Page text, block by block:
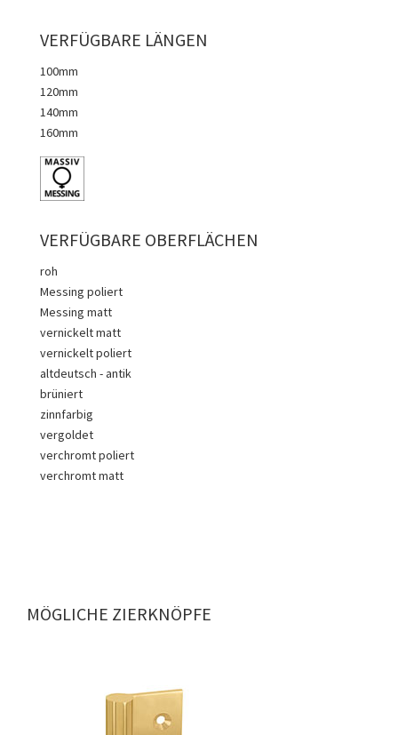
VERFÜGBARE LÄNGEN
100mm
120mm
140mm
160mm
VERFÜGBARE OBERFLÄCHEN
roh
Messing poliert
Messing matt
vernickelt matt
vernickelt poliert
altdeutsch - antik
brüniert
zinnfarbig
vergoldet
verchromt poliert
verchromt matt
MÖGLICHE ZIERKNÖPFE